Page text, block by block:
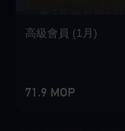
高級會員 (1月)
71.9 MOP